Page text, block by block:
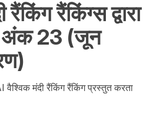
रैंकिंग्स द्वारा
23 (जून
वैश्विक मंदी रैंकिंग रैंकिंग प्रस्तुत करता